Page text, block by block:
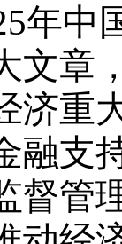
年中
文章
济重
融支
督管